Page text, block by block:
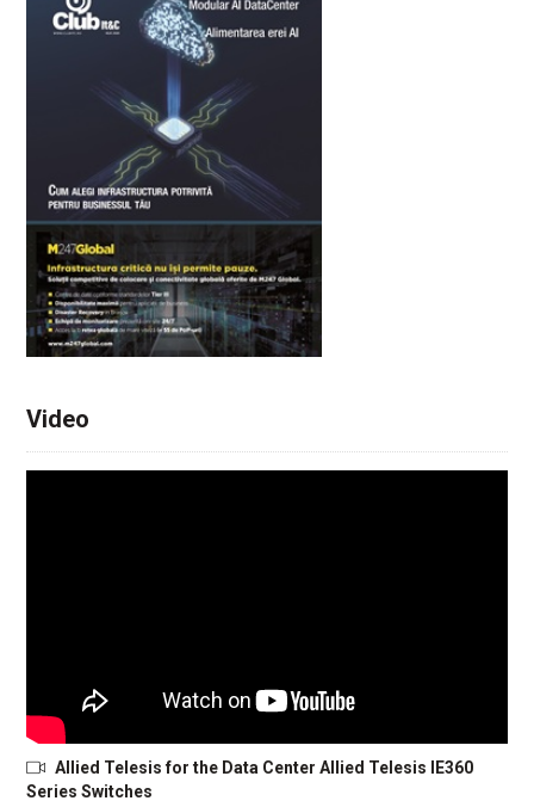
Video
Allied Telesis for the Data Center Allied Telesis IE360
Series Switches